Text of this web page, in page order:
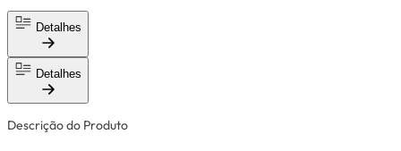
Detalhes
Detalhes
Descrição do Produto